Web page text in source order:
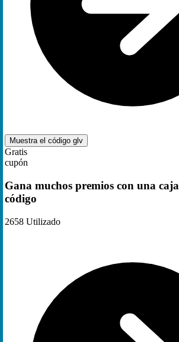
Muestra el código glv
Gratis
cupón
Gana muchos premios con una caja
código
2658 Utilizado